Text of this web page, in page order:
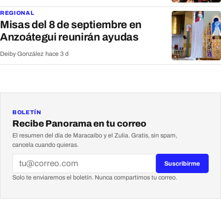
REGIONAL
Misas del 8 de septiembre en
Anzoátegui reunirán ayudas
Deiby González hace 3 d
BOLETÍN
Recibe Panorama en tu correo
El resumen del día de Maracaibo y el Zulia. Gratis, sin spam,
cancela cuando quieras.
Suscribirme
Solo te enviaremos el boletín. Nunca compartimos tu correo.